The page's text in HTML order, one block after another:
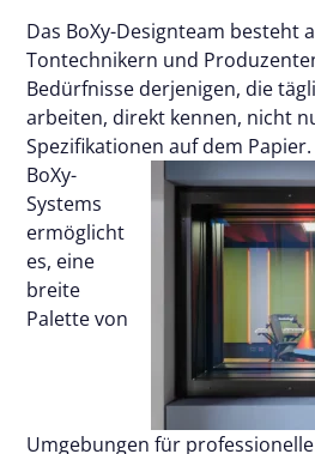
Das BoXy-Designteam besteht
Tontechnikern und
Bedürfnisse derjenigen, die
arbeiten, direkt kennen, nicht
Spezifikationen auf dem Papier.
BoXy-
Systems
ermöglicht
es, eine
breite
Palette von
Umgebungen für